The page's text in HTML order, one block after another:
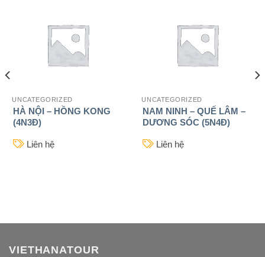
UNCATEGORIZED
HÀ NỘI – HỒNG KONG
(4N3Đ)
Liên hệ
UNCATEGORIZED
NAM NINH – QUẾ LÂM –
DƯƠNG SÓC (5N4Đ)
Liên hệ
VIETHANATOUR